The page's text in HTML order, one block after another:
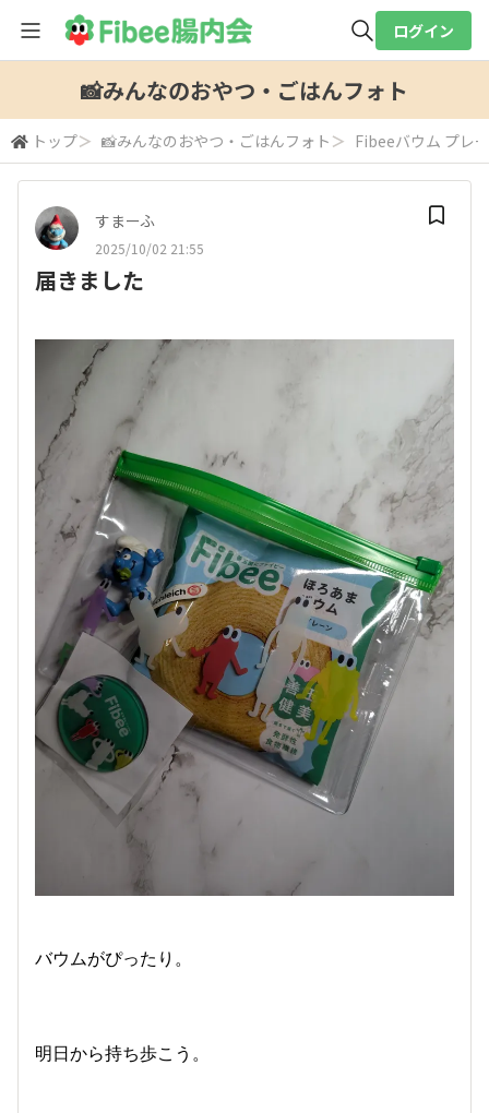
全体検索
検索
ログイン
📸みんなのおやつ・ごはんフォト
トップ＞ 📸みんなのおやつ・ごはんフォト ＞ Fibeeバウム プレ
すまーふ
2025/10/02 21:55
届きました
バウムがぴったり。
明日から持ち歩こう。